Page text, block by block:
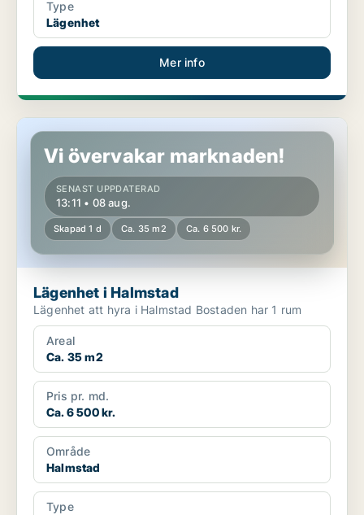
Type
Lägenhet
Mer info
Lägenhet i Halmstad
Vi övervakar marknaden!
SENAST UPPDATERAD
13:11 • 08 aug.
Skapad 1 d Ca. 35 m2 Ca. 6 500 kr.
Lägenhet i Halmstad
Lägenhet att hyra i Halmstad Bostaden har 1 rum
Areal
Ca. 35 m2
Pris pr. md.
Ca. 6 500 kr.
Område
Halmstad
Type